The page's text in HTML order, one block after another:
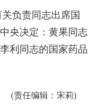
负责同志出席国
央决定：黄果同志
利同志的国家药品
(责任编辑：宋莉)